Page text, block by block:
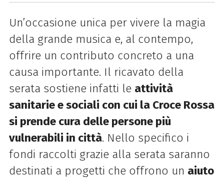
Un’occasione unica per vivere la magia
della grande musica e, al contempo,
offrire un contributo concreto a una
causa importante. Il ricavato della
serata sostiene infatti le attività
sanitarie e sociali con cui la Croce Rossa
si prende cura delle persone più
vulnerabili in città. Nello specifico i
fondi raccolti grazie alla serata saranno
destinati a progetti che offrono un aiuto